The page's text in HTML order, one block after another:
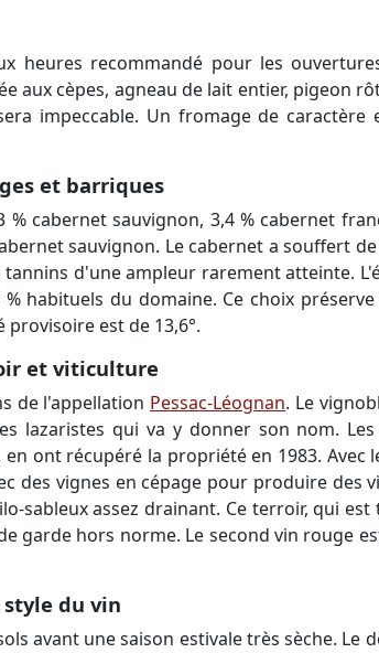
heures recommandé pour les
aux cèpes, agneau de lait entier, pigeon
impeccable. Un fromage de
et barriques
cabernet sauvignon, 3,4 % cabernet
sauvignon. Le cabernet a souffert
d'une ampleur rarement atteinte.
habituels du domaine. Ce choix
est de 13,6°.
et viticulture
de l'appellation Pessac-Léognan. Le
lazaristes qui va y donner son nom. Les
en ont récupéré la propriété en 1983. Avec
des vignes en cépage pour produire des
assez drainant. Ce terroir, qui est
garde hors norme. Le second vin rouge
du vin
avant une saison estivale très sèche. Le